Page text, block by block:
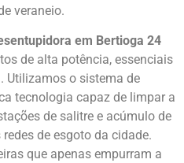
veraneio.
em Bertioga 24
de alta potência, essenciais
Utilizamos o sistema de
tecnologia capaz de limpar a
de salitre e acúmulo de
de esgoto da cidade.
que apenas empurram a